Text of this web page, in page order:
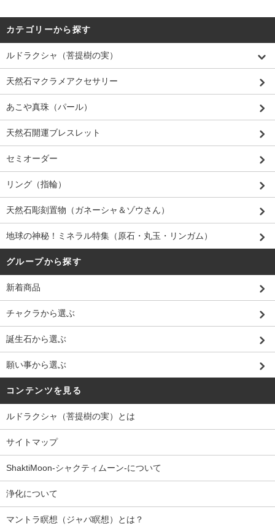
カテゴリーから探す
ルドラクシャ（菩提樹の実）
天然石マクラメアクセサリー
あこや真珠（パール）
天然石開運ブレスレット
セミオーダー
リング（指輪）
天然石彫刻置物（ガネーシャ＆ゾウさん）
地球の神秘！ミネラル特集（原石・丸玉・リンガム）
グループから探す
新着商品
チャクラから選ぶ
誕生石から選ぶ
願い事から選ぶ
コンテンツを見る
ルドラクシャ（菩提樹の実）とは
サイトマップ
ShaktiMoon-シャクティムーン-について
浄化について
マントラ瞑想（ジャパ瞑想）とは？